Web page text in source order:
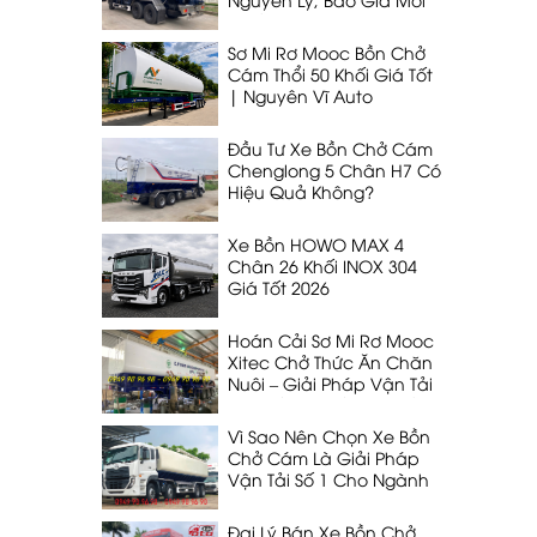
Sơ Mi Rơ Mooc Bồn Chở
Cám Thổi 50 Khối Giá Tốt
| Nguyên Vĩ Auto
Đầu Tư Xe Bồn Chở Cám
Chenglong 5 Chân H7 Có
Hiệu Quả Không?
Xe Bồn HOWO MAX 4
Chân 26 Khối INOX 304
Giá Tốt 2026
Hoán Cải Sơ Mi Rơ Mooc
Xitec Chở Thức Ăn Chăn
Nuôi – Giải Pháp Vận Tải
Vì Sao Nên Chọn Xe Bồn
Chở Cám Là Giải Pháp
Vận Tải Số 1 Cho Ngành
Đại Lý Bán Xe Bồn Chở